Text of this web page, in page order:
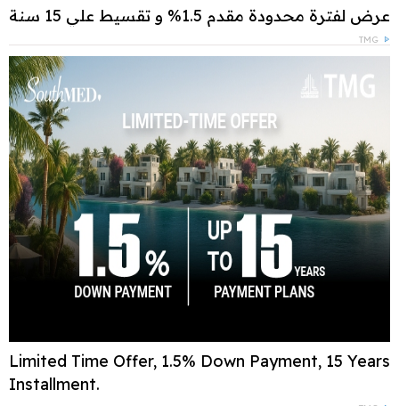
عرض لفترة محدودة مقدم 1.5% و تقسيط علي 15 سنة
TMG
Limited Time Offer, 1.5% Down Payment, 15 Years
Installment.